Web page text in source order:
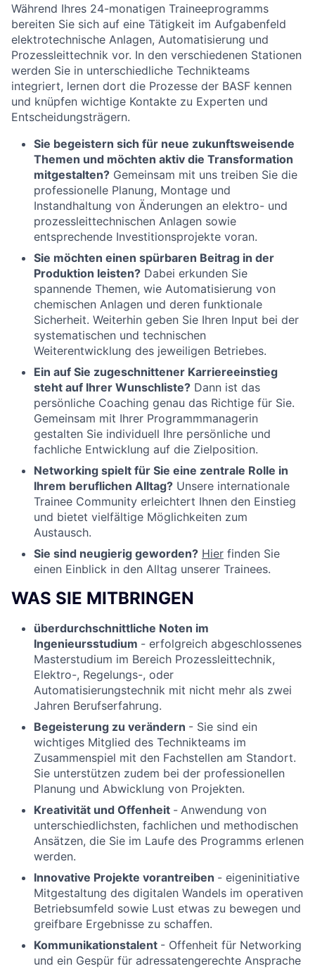
Während Ihres 24-monatigen Traineeprogramms
bereiten Sie sich auf eine Tätigkeit im Aufgabenfeld
elektrotechnische Anlagen, Automatisierung und
Prozessleittechnik vor. In den verschiedenen Stationen
werden Sie in unterschiedliche Technikteams
integriert, lernen dort die Prozesse der BASF kennen
und knüpfen wichtige Kontakte zu Experten und
Entscheidungsträgern.
Sie begeistern sich für neue zukunftsweisende
Themen und möchten aktiv die Transformation
mitgestalten? Gemeinsam mit uns treiben Sie die
professionelle Planung, Montage und
Instandhaltung von Änderungen an elektro- und
prozessleittechnischen Anlagen sowie
entsprechende Investitionsprojekte voran.
Sie möchten einen spürbaren Beitrag in der
Produktion leisten? Dabei erkunden Sie
spannende Themen, wie Automatisierung von
chemischen Anlagen und deren funktionale
Sicherheit. Weiterhin geben Sie Ihren Input bei der
systematischen und technischen
Weiterentwicklung des jeweiligen Betriebes.
Ein auf Sie zugeschnittener Karriereeinstieg
steht auf Ihrer Wunschliste? Dann ist das
persönliche Coaching genau das Richtige für Sie.
Gemeinsam mit Ihrer Programmmanagerin
gestalten Sie individuell Ihre persönliche und
fachliche Entwicklung auf die Zielposition.
Networking spielt für Sie eine zentrale Rolle in
Ihrem beruflichen Alltag? Unsere internationale
Trainee Community erleichtert Ihnen den Einstieg
und bietet vielfältige Möglichkeiten zum
Austausch.
Sie sind neugierig geworden? Hier finden Sie
einen Einblick in den Alltag unserer Trainees.
WAS SIE MITBRINGEN
überdurchschnittliche Noten im
Ingenieursstudium - erfolgreich abgeschlossenes
Masterstudium im Bereich Prozessleittechnik,
Elektro-, Regelungs-, oder
Automatisierungstechnik mit nicht mehr als zwei
Jahren Berufserfahrung.
Begeisterung zu verändern - Sie sind ein
wichtiges Mitglied des Technikteams im
Zusammenspiel mit den Fachstellen am Standort.
Sie unterstützen zudem bei der professionellen
Planung und Abwicklung von Projekten.
Kreativität und Offenheit - Anwendung von
unterschiedlichsten, fachlichen und methodischen
Ansätzen, die Sie im Laufe des Programms erlenen
werden.
Innovative Projekte vorantreiben - eigeninitiative
Mitgestaltung des digitalen Wandels im operativen
Betriebsumfeld sowie Lust etwas zu bewegen und
greifbare Ergebnisse zu schaffen.
Kommunikationstalent - Offenheit für Networking
und ein Gespür für adressatengerechte Ansprache